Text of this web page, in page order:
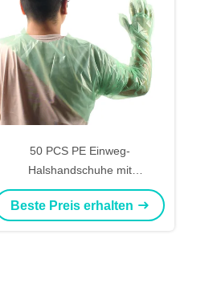
50 PCS PE Einweg-
Halshandschuhe mit
verbesserter Chemikalien- und
Rissbeständigkeit
Beste Preis erhalten